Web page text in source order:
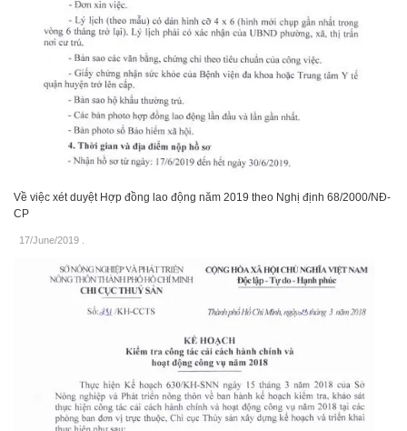
Về việc xét duyệt Hợp đồng lao động năm 2019 theo Nghị định 68/2000/NĐ-
CP
17/June/2019